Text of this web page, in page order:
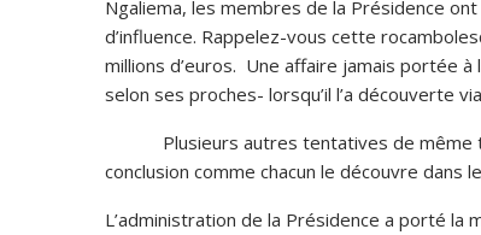
Ngaliema, les membres de la Présidence
d’influence. Rappelez-vous cette
millions d’euros. Une affaire jamais portée
selon ses proches- lorsqu’il l’a découverte
Plusieurs autres tentatives de même
conclusion comme chacun le découvre dans
L’administration de la Présidence a porté la